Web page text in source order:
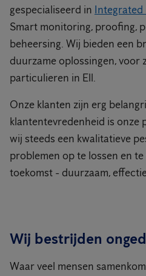
gespecialiseerd in Integrated
Smart monitoring, proofing,
beheersing. Wij bieden een
duurzame oplossingen, voor
particulieren in Ell.
Onze klanten zijn erg
klantentevredenheid is onze
wij steeds een kwalitatieve
problemen op te lossen en
toekomst - duurzaam,
Wij bestrijden
Waar veel mensen